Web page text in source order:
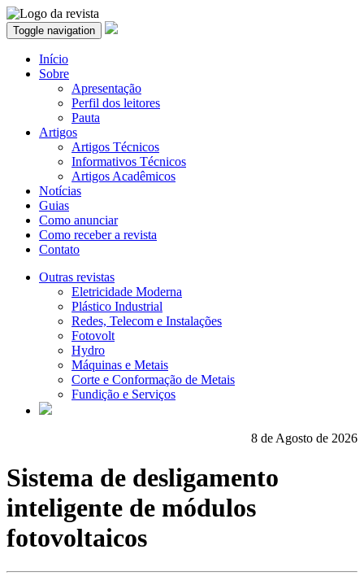
Toggle navigation
Início
Sobre
Apresentação
Perfil dos leitores
Pauta
Artigos
Artigos Técnicos
Informativos Técnicos
Artigos Acadêmicos
Notícias
Guias
Como anunciar
Como receber a revista
Contato
Outras revistas
Eletricidade Moderna
Plástico Industrial
Redes, Telecom e Instalações
Fotovolt
Hydro
Máquinas e Metais
Corte e Conformação de Metais
Fundição e Serviços
8 de Agosto de 2026
Sistema de desligamento
inteligente de módulos
fotovoltaicos